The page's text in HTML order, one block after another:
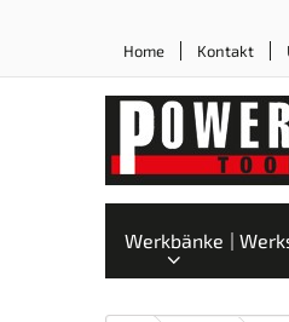
Home Kontakt
Werkbänke